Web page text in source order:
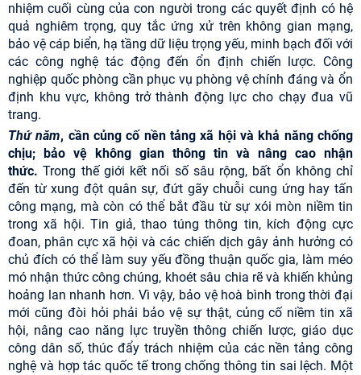
nhiệm cuối cùng của con người trong các quyết định có hệ
quả nghiêm trọng, quy tắc ứng xử trên không gian mạng,
bảo vệ cáp biển, hạ tầng dữ liệu trọng yếu, minh bạch đối với
các công nghệ tác động đến ổn định chiến lược. Công
nghiệp quốc phòng cần phục vụ phòng vệ chính đáng và ổn
định khu vực, không trở thành động lực cho chạy đua vũ
trang.
Thứ năm, cần củng cố nền tảng xã hội và khả năng chống
chịu; bảo vệ không gian thông tin và nâng cao nhận
thức. Trong thế giới kết nối số sâu rộng, bất ổn không chỉ
đến từ xung đột quân sự, đứt gãy chuỗi cung ứng hay tấn
công mạng, mà còn có thể bắt đầu từ sự xói mòn niềm tin
trong xã hội. Tin giả, thao túng thông tin, kích động cực
đoan, phân cực xã hội và các chiến dịch gây ảnh hưởng có
chủ đích có thể làm suy yếu đồng thuận quốc gia, làm méo
mó nhận thức công chúng, khoét sâu chia rẽ và khiến khủng
hoảng lan nhanh hơn. Vì vậy, bảo vệ hoà bình trong thời đại
mới cũng đòi hỏi phải bảo vệ sự thật, củng cố niềm tin xã
hội, nâng cao năng lực truyền thông chiến lược, giáo dục
công dân số, thúc đẩy trách nhiệm của các nền tảng công
nghệ và hợp tác quốc tế trong chống thông tin sai lệch. Một